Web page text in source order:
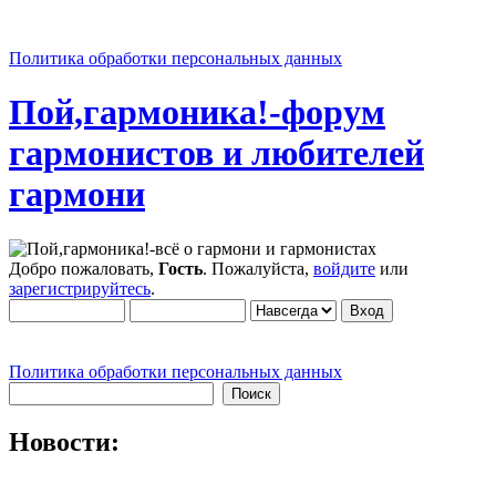
Политика обработки персональных данных
Пой,гармоника!-форум
гармонистов и любителей
гармони
Добро пожаловать, Гость. Пожалуйста, войдите или
зарегистрируйтесь.
Политика обработки персональных данных
Новости: